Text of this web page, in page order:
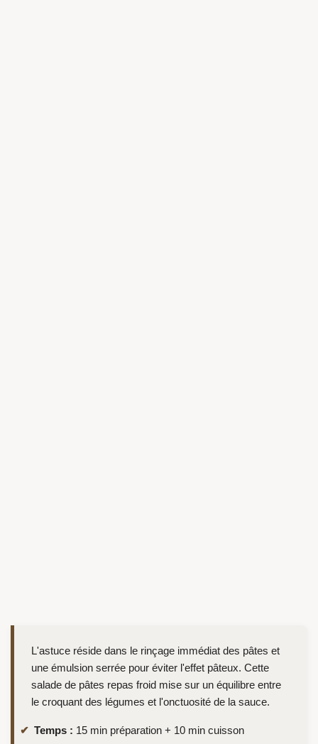
L'astuce réside dans le rinçage immédiat des pâtes et
une émulsion serrée pour éviter l'effet pâteux. Cette
salade de pâtes repas froid mise sur un équilibre entre
le croquant des légumes et l'onctuosité de la sauce.
Temps : 15 min préparation + 10 min cuisson